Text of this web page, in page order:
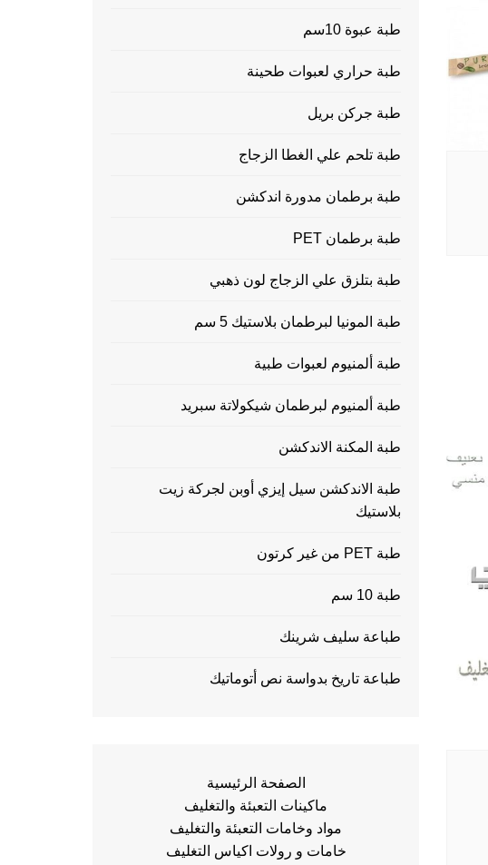
طبة عبوة 10سم
طبة حراري لعبوات طحينة
طبة جركن بريل
طبة تلحم علي الغطا الزجاج
طبة برطمان مدورة اندكشن
طبة برطمان PET
طبة بتلزق علي الزجاج لون ذهبي
طبة المونيا لبرطمان بلاستيك 5 سم
طبة ألمنيوم لعبوات طبية
طبة ألمنيوم لبرطمان شيكولاتة سبريد
طبة المكنة الاندكشن
طبة الاندكشن سيل إيزي أوبن لجركة زيت
بلاستيك
طبة PET من غير كرتون
طبة 10 سم
طباعة سليف شرينك
طباعة تاريخ بدواسة نص أتوماتيك
الصفحة الرئيسية
ماكينات التعبئة والتغليف
مواد وخامات التعبئة والتغليف
خامات و رولات اكياس التغليف